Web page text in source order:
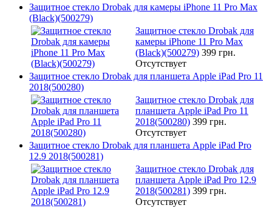
Защитное стекло Drobak для камеры iPhone 11 Pro Max
(Black)(500279)
Защитное стекло Drobak для
камеры iPhone 11 Pro Max
(Black)(500279) 399 грн.
Отсутствует
Защитное стекло Drobak для планшета Apple iPad Pro 11
2018(500280)
Защитное стекло Drobak для
планшета Apple iPad Pro 11
2018(500280) 399 грн.
Отсутствует
Защитное стекло Drobak для планшета Apple iPad Pro
12.9 2018(500281)
Защитное стекло Drobak для
планшета Apple iPad Pro 12.9
2018(500281) 399 грн.
Отсутствует